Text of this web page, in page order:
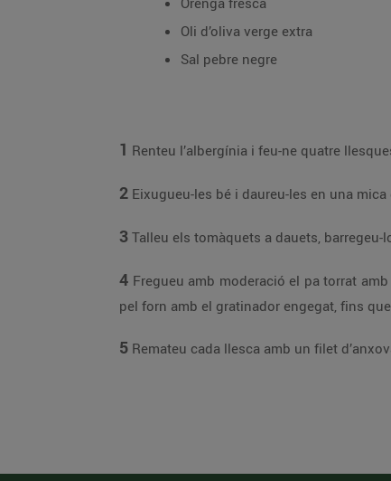
Oli d’oliva verge extra
Sal pebre negre
1 Renteu l’albergínia i feu-ne quatre
2 Eixugueu-les bé i daureu-les en una
3 Talleu els tomàquets a dauets,
4 Fregueu amb moderació el pa torrat
pel forn amb el gratinador engegat, fins
5 Remateu cada llesca amb un filet